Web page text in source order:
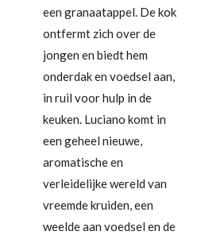
een granaatappel. De kok
ontfermt zich over de
jongen en biedt hem
onderdak en voedsel aan,
in ruil voor hulp in de
keuken. Luciano komt in
een geheel nieuwe,
aromatische en
verleidelijke wereld van
vreemde kruiden, een
weelde aan voedsel en de